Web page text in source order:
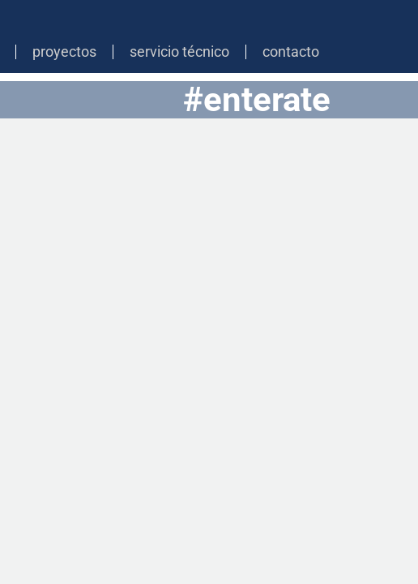
proyectos servicio técnico contacto
#enterate